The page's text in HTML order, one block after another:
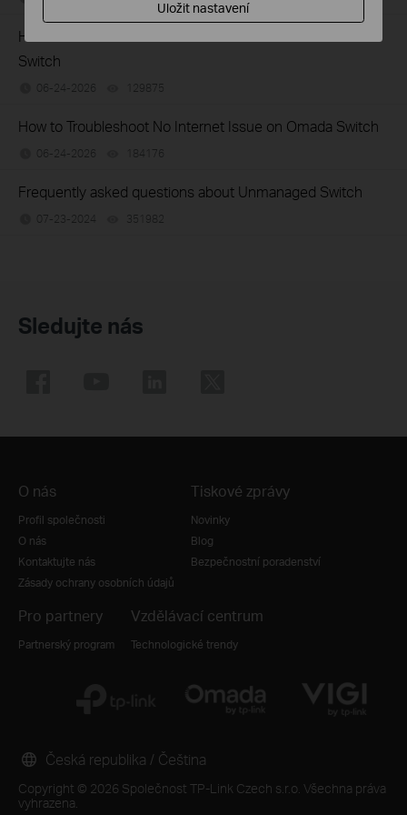
How to Troubleshoot Unstable Internet Issue on Omada
Switch
06-24-2026 129875
How to Troubleshoot No Internet Issue on Omada Switch
06-24-2026 184176
Frequently asked questions about Unmanaged Switch
07-23-2024 351982
Sledujte nás
O nás
Profil společnosti
O nás
Kontaktujte nás
Zásady ochrany osobních údajů
Tiskové zprávy
Novinky
Blog
Bezpečnostní poradenství
Pro partnery
Partnerský program
Vzdělávací centrum
Technologické trendy
Copyright © 2026 Společnost TP-Link Czech s.r.o. Všechna práva
vyhrazena.
Česká republika / Čeština
Uložit nastavení